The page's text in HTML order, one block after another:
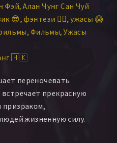
Фэй Алан Чунг Сан Чуй
😎 фэнтези 🧝‍♂️ ужасы 😱
Фильмы Ужасы
🇭🇰
переночевать
прекрасную
призраком,
жизненную силу.